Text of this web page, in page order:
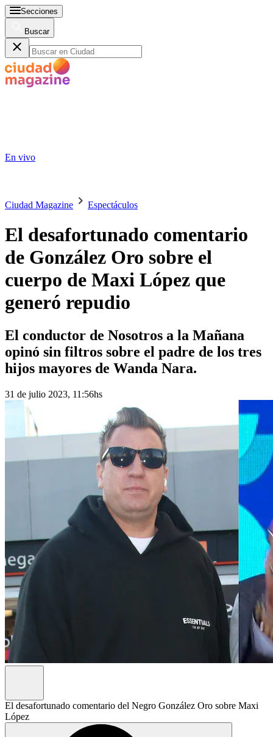
Secciones
Buscar
En vivo
Ciudad Magazine Espectáculos
El desafortunado comentario
de González Oro sobre el
cuerpo de Maxi López que
generó repudio
El conductor de Nosotros a la Mañana
opinó sin filtros sobre el padre de los tres
hijos mayores de Wanda Nara.
31 de julio 2023, 11:56hs
El desafortunado comentario del Negro González Oro sobre Maxi
López